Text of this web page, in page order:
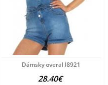
Dámsky overal I8921
28.40€